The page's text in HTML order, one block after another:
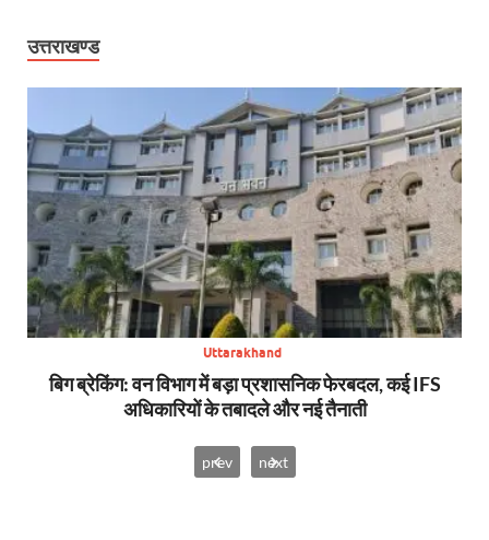
उत्तराखण्ड
Uttarakhand
बिग ब्रेकिंग: वन विभाग में बड़ा प्रशासनिक फेरबदल, कई IFS
अधिकारियों के तबादले और नई तैनाती
prev next